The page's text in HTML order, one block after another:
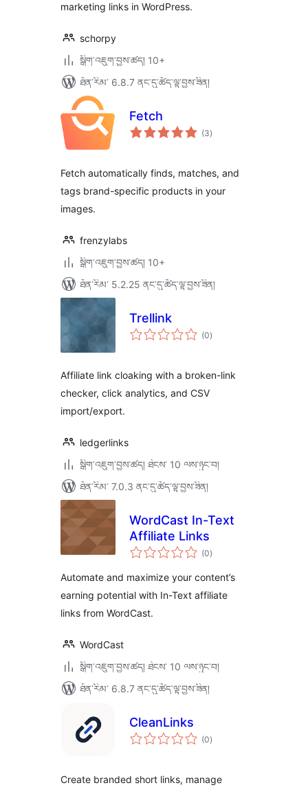
marketing links in WordPress.
schorpy
སྒྲིག་འཇུག་བྱས་ཚད། 10+
ཐོན་རིམ་ 6.8.7 ནང་དུ་ཚོད་ལྟ་བྱས་ཟིན།
Fetch
(3གདེང་
འཇོག་
)
Fetch automatically finds, matches, and
tags brand-specific products in your
images.
frenzylabs
སྒྲིག་འཇུག་བྱས་ཚད། 10+
ཐོན་རིམ་ 5.2.25 ནང་དུ་ཚོད་ལྟ་བྱས་ཟིན།
Trellink
(0གདེང་
འཇོག་
)
Affiliate link cloaking with a broken-link
checker, click analytics, and CSV
import/export.
ledgerlinks
སྒྲིག་འཇུག་བྱས་ཚད། ཐེངས་ 10 ལས་ཉུང་བ།
ཐོན་རིམ་ 7.0.3 ནང་དུ་ཚོད་ལྟ་བྱས་ཟིན།
WordCast In-Text
Affiliate Links
(0གདེང་
འཇོག་
ཚང་།
)
Automate and maximize your content’s
earning potential with In-Text affiliate
links from WordCast.
WordCast
སྒྲིག་འཇུག་བྱས་ཚད། ཐེངས་ 10 ལས་ཉུང་བ།
ཐོན་རིམ་ 6.8.7 ནང་དུ་ཚོད་ལྟ་བྱས་ཟིན།
CleanLinks
(0གདེང་
འཇོག་
)
Create branded short links, manage